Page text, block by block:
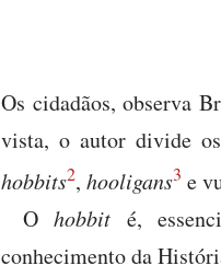
Os cidadãos, observa
vista, o autor divide
hobbits2, hooligans3 e
Ohobbit é,
conhecimento da